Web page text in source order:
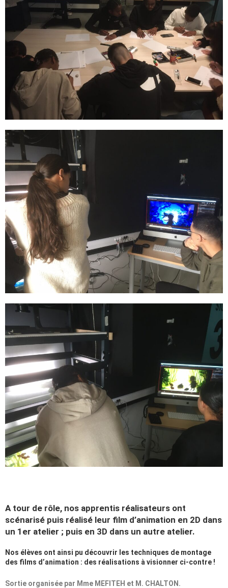
A tour de rôle, nos apprentis réalisateurs ont
scénarisé puis réalisé leur film d’animation en 2D dans
un 1er atelier ; puis en 3D dans un autre atelier.
Nos élèves ont ainsi pu découvrir les techniques de montage
des films d’animation : des réalisations à visionner ci-contre !
Sortie organisée par Mme MEFITEH et M. CHALTON.